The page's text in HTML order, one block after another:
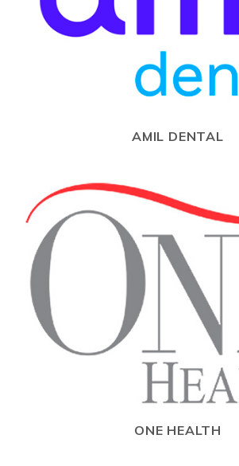
AMIL DENTAL
ONE HEALTH